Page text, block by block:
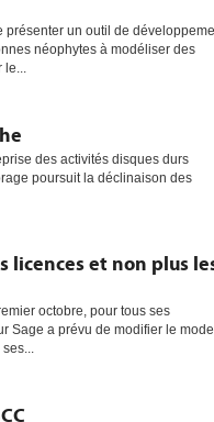
présenter un outil de
néophytes à modéliser des
des activités disques durs
poursuit la déclinaison des
licences et non plus
octobre, pour tous ses
Sage a prévu de modifier le mode